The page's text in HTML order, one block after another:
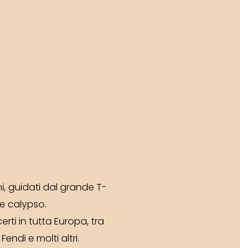
guidati dal grande T-
calypso.
in tutta Europa, tra
e molti altri.